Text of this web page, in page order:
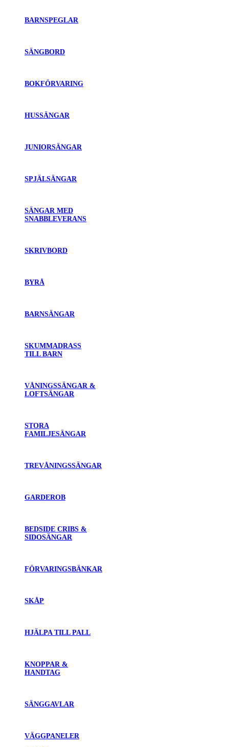
BARNSPEGLAR
SÄNGBORD
BOKFÖRVARING
HUSSÄNGAR
JUNIORSÄNGAR
SPJÄLSÄNGAR
SÄNGAR MED
SNABBLEVERANS
SKRIVBORD
BYRÅ
BARNSÄNGAR
SKUMMADRASS
TILL BARN
VÅNINGSSÄNGAR &
LOFTSÄNGAR
STORA
FAMILJESÄNGAR
TREVÅNINGSSÄNGAR
GARDEROB
BEDSIDE CRIBS &
SIDOSÄNGAR
FÖRVARINGSBÄNKAR
SKÅP
HJÄLPA TILL PALL
KNOPPAR &
HANDTAG
SÄNGGAVLAR
VÄGGPANELER